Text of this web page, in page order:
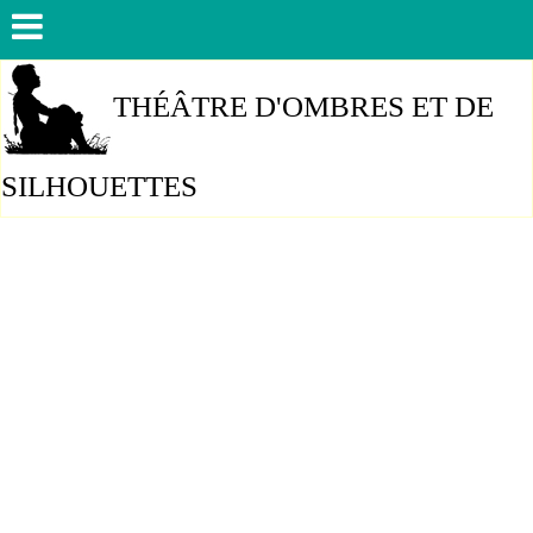
THÉÂTRE D'OMBRES ET DE
SILHOUETTES